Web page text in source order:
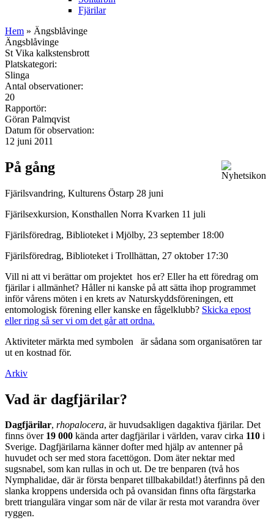
Fjärilar
Hem » Ängsblåvinge
Ängsblåvinge
St Vika kalkstensbrott
Platskategori:
Slinga
Antal observationer:
20
Rapportör:
Göran Palmqvist
Datum för observation:
12 juni 2011
På gång
Fjärilsvandring, Kulturens Östarp 28 juni
Fjärilsexkursion, Konsthallen Norra Kvarken 11 juli
Fjärilsföredrag, Biblioteket i Mjölby, 23 september 18:00
Fjärilsföredrag, Biblioteket i Trollhättan, 27 oktober 17:30
Vill ni att vi berättar om projektet hos er? Eller ha ett föredrag om
fjärilar i allmänhet? Håller ni kanske på att sätta ihop programmet
inför vårens möten i en krets av Naturskyddsföreningen, ett
entomologisk förening eller kanske en fågelklubb? Skicka epost
eller ring så ser vi om det går att ordna.
Aktiviteter märkta med symbolen
är sådana som organisatören tar
ut en kostnad för.
Arkiv
Vad är dagfjärilar?
Dagfjärilar, rhopalocera, är huvudsakligen dagaktiva fjärilar. Det
finns över 19 000 kända arter dagfjärilar i världen, varav cirka 110 i
Sverige. Dagfjärilarna känner dofter med hjälp av antenner på
huvudet och ser med stora facettögon. Dom äter nektar med
sugsnabel, som kan rullas in och ut. De tre benparen (två hos
Nymphalidae, där är första benparet tillbakabildat!) återfinns på den
slanka kroppens undersida och på ovansidan finns ofta färgstarka
brett triangulära vingar som när de vilar är resta mot varandra över
ryggen.